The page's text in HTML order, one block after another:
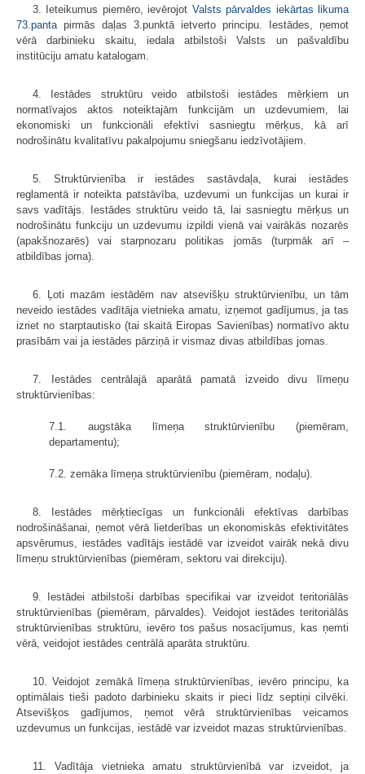
3. Ieteikumus piemēro, ievērojot Valsts pārvaldes iekārtas likuma
73.panta pirmās daļas 3.punktā ietverto principu. Iestādes, ņemot
vērā darbinieku skaitu, iedala atbilstoši Valsts un pašvaldību
institūciju amatu katalogam.
4. Iestādes struktūru veido atbilstoši iestādes mērķiem un
normatīvajos aktos noteiktajām funkcijām un uzdevumiem, lai
ekonomiski un funkcionāli efektīvi sasniegtu mērķus, kā arī
nodrošinātu kvalitatīvu pakalpojumu sniegšanu iedzīvotājiem.
5. Struktūrvienība ir iestādes sastāvdaļa, kurai iestādes
reglamentā ir noteikta patstāvība, uzdevumi un funkcijas un kurai ir
savs vadītājs. Iestādes struktūru veido tā, lai sasniegtu mērķus un
nodrošinātu funkciju un uzdevumu izpildi vienā vai vairākās nozarēs
(apakšnozarēs) vai starpnozaru politikas jomās (turpmāk arī –
atbildības joma).
6. Ļoti mazām iestādēm nav atsevišķu struktūrvienību, un tām
neveido iestādes vadītāja vietnieka amatu, izņemot gadījumus, ja tas
izriet no starptautisko (tai skaitā Eiropas Savienības) normatīvo aktu
prasībām vai ja iestādes pārziņā ir vismaz divas atbildības jomas.
7. Iestādes centrālajā aparātā pamatā izveido divu līmeņu
struktūrvienības:
7.1. augstāka līmeņa struktūrvienību (piemēram,
departamentu);
7.2. zemāka līmeņa struktūrvienību (piemēram, nodaļu).
8. Iestādes mērķtiecīgas un funkcionāli efektīvas darbības
nodrošināšanai, ņemot vērā lietderības un ekonomiskās efektivitātes
apsvērumus, iestādes vadītājs iestādē var izveidot vairāk nekā divu
līmeņu struktūrvienības (piemēram, sektoru vai direkciju).
9. Iestādei atbilstoši darbības specifikai var izveidot teritoriālās
struktūrvienības (piemēram, pārvaldes). Veidojot iestādes teritoriālās
struktūrvienības struktūru, ievēro tos pašus nosacījumus, kas ņemti
vērā, veidojot iestādes centrālā aparāta struktūru.
10. Veidojot zemākā līmeņa struktūrvienības, ievēro principu, ka
optimālais tieši padoto darbinieku skaits ir pieci līdz septiņi cilvēki.
Atsevišķos gadījumos, ņemot vērā struktūrvienības veicamos
uzdevumus un funkcijas, iestādē var izveidot mazas struktūrvienības.
11. Vadītāja vietnieka amatu struktūrvienībā var izveidot, ja